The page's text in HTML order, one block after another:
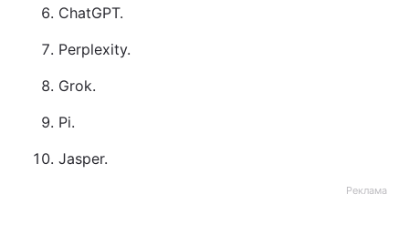
ChatGPT.
Perplexity.
Grok.
Pi.
Jasper.
Реклама